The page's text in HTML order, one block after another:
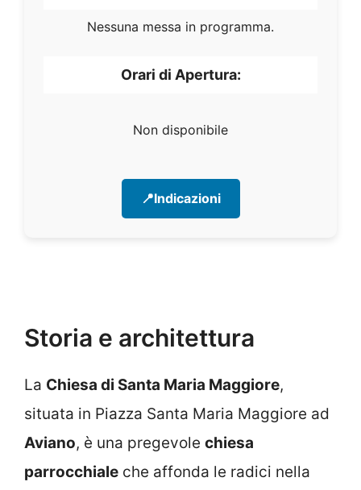
Nessuna messa in programma.
Orari di Apertura:
Non disponibile
📍Indicazioni
Storia e architettura
La Chiesa di Santa Maria Maggiore,
situata in Piazza Santa Maria Maggiore ad
Aviano, è una pregevole chiesa
parrocchiale che affonda le radici nella